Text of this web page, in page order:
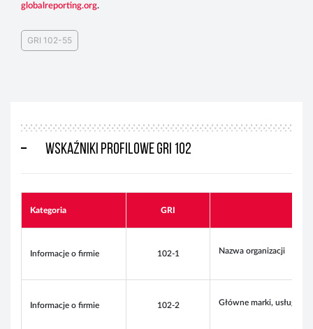
globalreporting.org.
GRI 102-55
Wskaźniki profilowe GRI 102
Kategoria GRI
Informacje o firmie 102-1 Nazwa organizacji
Informacje o firmie 102-2 Główne marki, usługi i /